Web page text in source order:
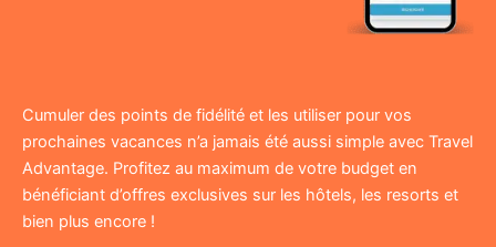
Cumuler des points de fidélité et les utiliser pour vos
prochaines vacances n’a jamais été aussi simple avec Travel
Advantage. Profitez au maximum de votre budget en
bénéficiant d’offres exclusives sur les hôtels, les resorts et
bien plus encore !